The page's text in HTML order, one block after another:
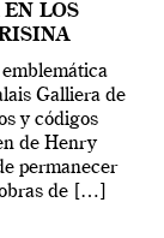
LOS
emblemática
Galliera de
y códigos
de Henry
permanecer
de […]